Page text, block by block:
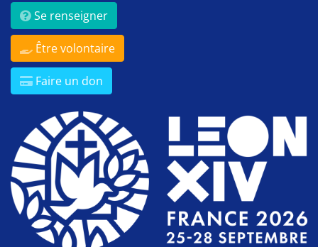
Se renseigner
Être volontaire
Faire un don